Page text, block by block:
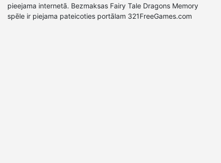
pieejama internetā. Bezmaksas Fairy Tale Dragons Memory
spēle ir piejama pateicoties portālam 321FreeGames.com